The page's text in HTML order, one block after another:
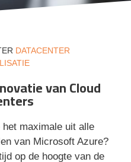
DATACENTER
van Cloud
maximale uit alle
van Microsoft Azure?
op de hoogte van de